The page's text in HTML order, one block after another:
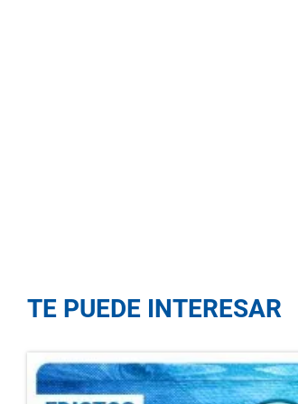
TE PUEDE INTERESAR